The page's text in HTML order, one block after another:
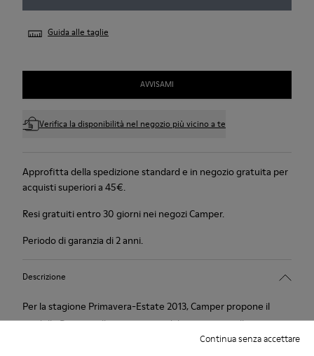
Continua senza accettare
Guida alle taglie
AVVISAMI
Verifica la disponibilità nel negozio più vicino a te
Approfitta della spedizione standard e in negozio gratuita per
acquisti superiori a 45€.
Resi gratuiti entro 30 giorni nei negozi Camper.
Periodo di garanzia di 2 anni.
Descrizione
Per la stagione Primavera-Estate 2013, Camper propone il
modello Damas nella versione sandalo aperto in pelle pieno
fiore di color beige chiaro e plateau di 6 cm.